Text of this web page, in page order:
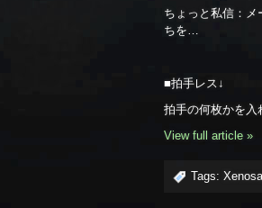
ちょっと私信：
ちを…
■拍手レス↓
拍手の何枚かを入
View full article »
Tags: